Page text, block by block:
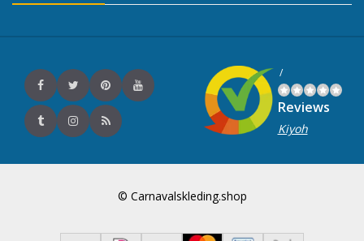
/
Reviews
Kiyoh
© Carnavalskleding.shop